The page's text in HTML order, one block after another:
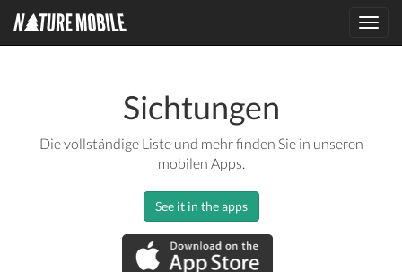
Sichtungen
Die vollständige Liste und mehr finden Sie in unseren
mobilen Apps.
See it in the apps